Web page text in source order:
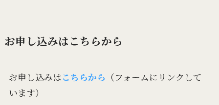
お申し込みはこちらから
お申し込みはこちらから （フォームにリンクして
います）